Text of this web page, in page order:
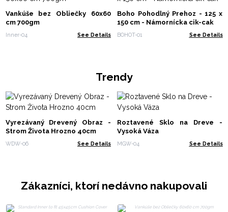
Vankúše bez Obliečky 60x60
cm 700gm
Inner-04 See Details
Boho Pohodlný Prehoz - 125 x
150 cm - Námornícka cik-cak
BOHOT-01 See Details
Trendy
Vyrezávaný Drevený Obraz -
Strom Života Hrozno 40cm
WDW-06 See Details
Roztavené Sklo na Dreve -
Vysoká Váza
MGW-04 See Details
Zákazníci, ktorí nedávno nakupovali